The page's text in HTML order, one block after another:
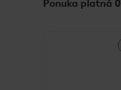
Ponuka platná